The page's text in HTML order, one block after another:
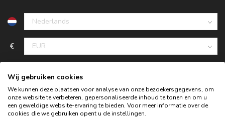
€
Wij gebruiken cookies
We kunnen deze plaatsen voor analyse van onze bezoekersgegevens, om
onze website te verbeteren, gepersonaliseerde inhoud te tonen en om u
een geweldige website-ervaring te bieden. Voor meer informatie over de
cookies die we gebruiken opent u de instellingen.